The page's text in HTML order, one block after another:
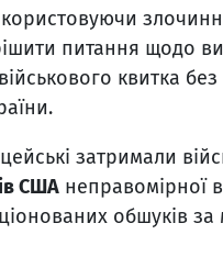
питання щодо
квитка
затримали
США неправомірної
обшуків